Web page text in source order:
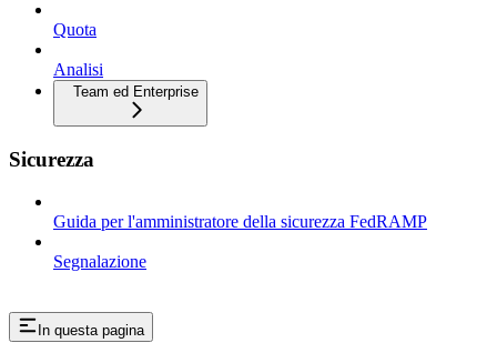
Quota
Analisi
Team ed Enterprise
Sicurezza
Guida per l'amministratore della sicurezza FedRAMP
Segnalazione
In questa pagina